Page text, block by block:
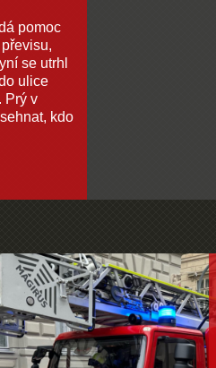
pomoc
se utrhl
ulice
Prý v
kdo